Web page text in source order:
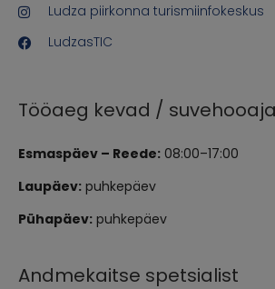
Ludza piirkonna turismiinfokeskus
LudzasTIC
Tööaeg kevad /
Esmaspäev – Reede: 08:00–17:00
Laupäev: puhkepäev
Pühapäev: puhkepäev
Andmekaitse spetsialist